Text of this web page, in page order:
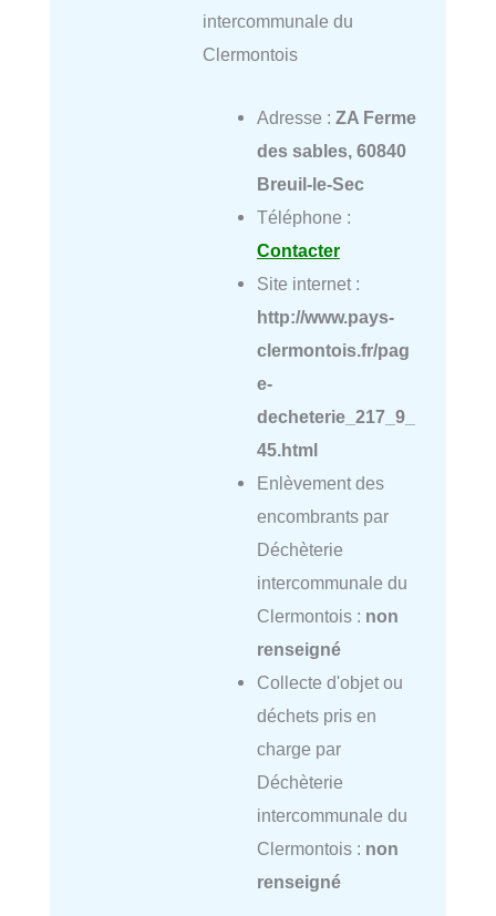
intercommunale du
Clermontois
Adresse : ZA Ferme
des sables, 60840
Breuil-le-Sec
Téléphone :
Contacter
Site internet :
http://www.pays-
clermontois.fr/pag
e-
decheterie_217_9_
45.html
Enlèvement des
encombrants par
Déchèterie
intercommunale du
Clermontois : non
renseigné
Collecte d'objet ou
déchets pris en
charge par
Déchèterie
intercommunale du
Clermontois : non
renseigné